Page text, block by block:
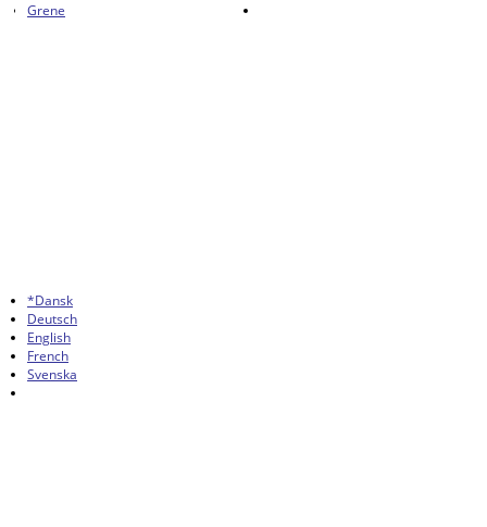
Grene
*Dansk
Deutsch
English
French
Svenska